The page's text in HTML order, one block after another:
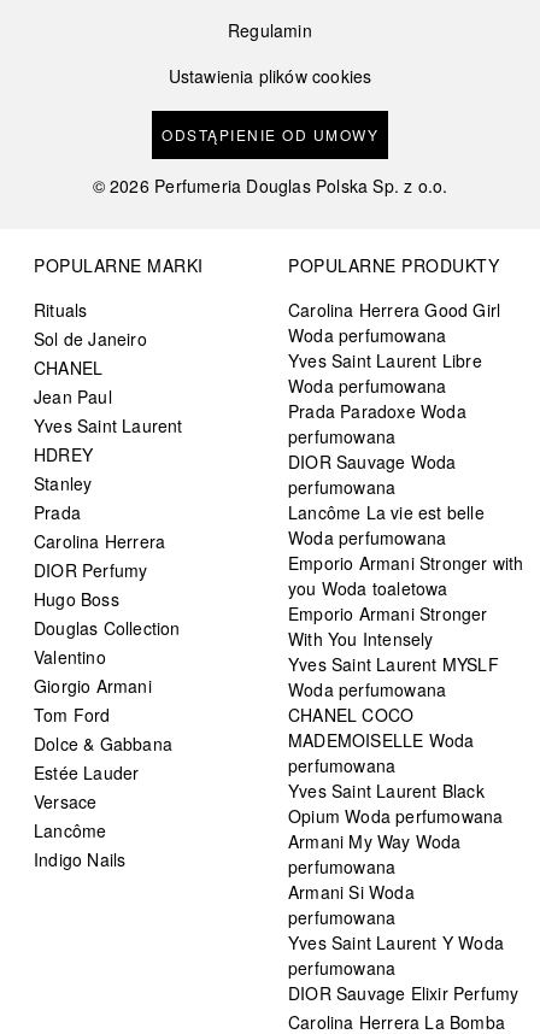
Regulamin
Ustawienia plików cookies
ODSTĄPIENIE OD UMOWY
©2026 Perfumeria Douglas Polska Sp. z o.o.
POPULARNE MARKI
Rituals
Sol de Janeiro
CHANEL
Jean Paul
Yves Saint Laurent
HDREY
Stanley
Prada
Carolina Herrera
DIOR Perfumy
Hugo Boss
Douglas Collection
Valentino
Giorgio Armani
Tom Ford
Dolce & Gabbana
Estée Lauder
Versace
Lancôme
Indigo Nails
POPULARNE PRODUKTY
Carolina Herrera Good Girl
Woda perfumowana
Yves Saint Laurent Libre
Woda perfumowana
Prada Paradoxe Woda
perfumowana
DIOR Sauvage Woda
perfumowana
Lancôme La vie est belle
Woda perfumowana
Emporio Armani Stronger with
you Woda toaletowa
Emporio Armani Stronger
With You Intensely
Yves Saint Laurent MYSLF
Woda perfumowana
CHANEL COCO
MADEMOISELLE Woda
perfumowana
Yves Saint Laurent Black
Opium Woda perfumowana
Armani My Way Woda
perfumowana
Armani Si Woda
perfumowana
Yves Saint Laurent Y Woda
perfumowana
DIOR Sauvage Elixir Perfumy
Carolina Herrera La Bomba